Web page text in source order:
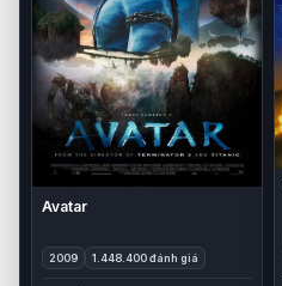
Avatar
2009 1.448.400 đánh giá